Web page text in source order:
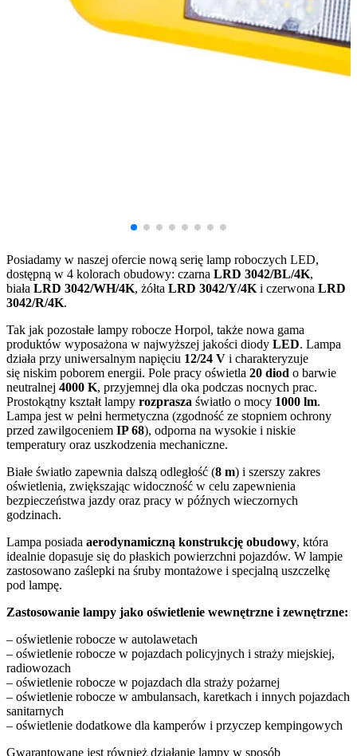
Posiadamy w naszej ofercie nową serię lamp roboczych LED,
dostępną w 4 kolorach obudowy: czarna LRD 3042/BL/4K,
biała LRD 3042/WH/4K, żółta LRD 3042/Y/4K i czerwona LRD
3042/R/4K.
Tak jak pozostałe lampy robocze Horpol, także nowa gama
produktów wyposażona w najwyższej jakości diody LED. Lampa
działa przy uniwersalnym napięciu 12/24 V i charakteryzuje
się niskim poborem energii. Pole pracy oświetla 20 diod o barwie
neutralnej 4000 K, przyjemnej dla oka podczas nocnych prac.
Prostokątny kształt lampy rozprasza światło o mocy 1000 lm.
Lampa jest w pełni hermetyczna (zgodność ze stopniem ochrony
przed zawilgoceniem IP 68), odporna na wysokie i niskie
temperatury oraz uszkodzenia mechaniczne.
Białe światło zapewnia dalszą odległość (8 m) i szerszy zakres
oświetlenia, zwiększając widoczność w celu zapewnienia
bezpieczeństwa jazdy oraz pracy w późnych wieczornych
godzinach.
Lampa posiada aerodynamiczną konstrukcję obudowy, która
idealnie dopasuje się do płaskich powierzchni pojazdów. W lampie
zastosowano zaślepki na śruby montażowe i specjalną uszczelkę
pod lampę.
Zastosowanie lampy jako oświetlenie wewnętrzne i zewnętrzne:
– oświetlenie robocze w autolawetach
– oświetlenie robocze w pojazdach policyjnych i straży miejskiej,
radiowozach
– oświetlenie robocze w pojazdach dla straży pożarnej
– oświetlenie robocze w ambulansach, karetkach i innych pojazdach
sanitarnych
– oświetlenie dodatkowe dla kamperów i przyczep kempingowych
Gwarantowane jest również działanie lampy w sposób